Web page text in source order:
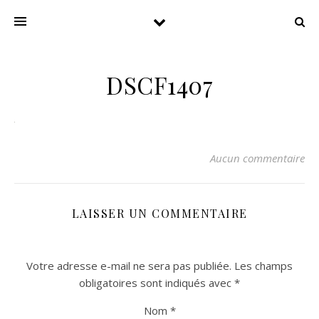
DSCF1407
Aucun commentaire
LAISSER UN COMMENTAIRE
Votre adresse e-mail ne sera pas publiée. Les champs
obligatoires sont indiqués avec *
Nom *